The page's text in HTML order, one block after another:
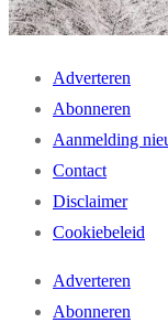
Adverteren
Abonneren
Aanmelding
Contact
Disclaimer
Cookiebeleid
Adverteren
Abonneren